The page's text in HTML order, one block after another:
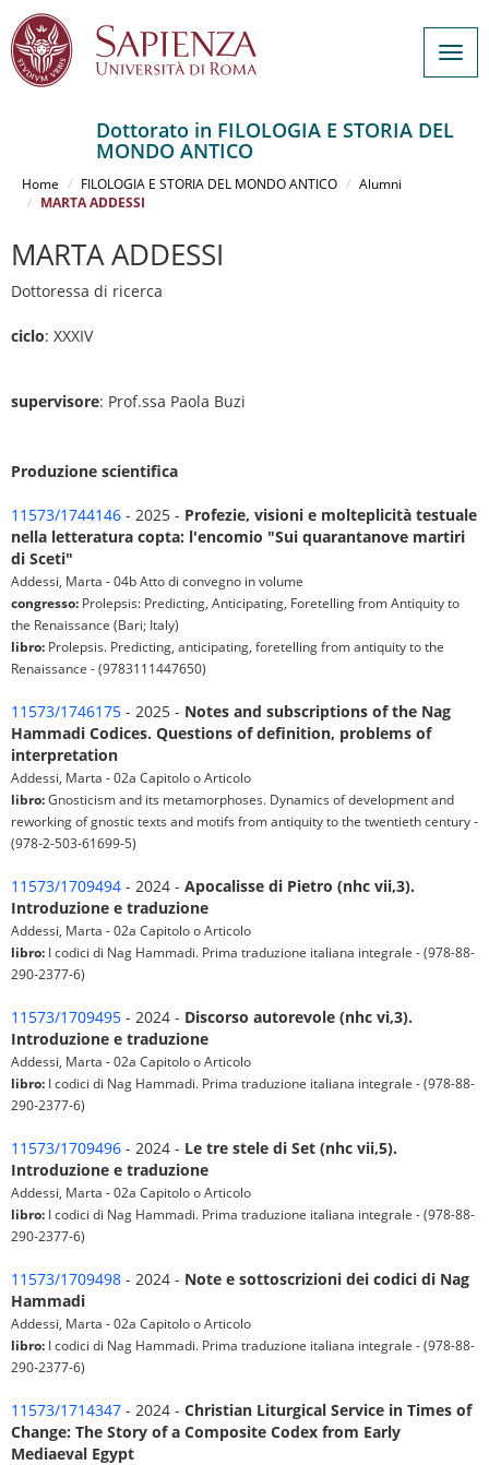
contenuto
Dottorato in FILOLOGIA E STORIA DEL
MONDO ANTICO
Home FILOLOGIA E STORIA DEL MONDO ANTICO
Alumni
MARTA ADDESSI
MARTA ADDESSI
Dottoressa di ricerca
ciclo: XXXIV
supervisore: Prof.ssa Paola Buzi
Produzione scientifica
11573/1744146 - 2025 - Profezie, visioni e molteplicità testuale
nella letteratura copta: l'encomio "Sui quarantanove martiri
di Sceti"
Addessi, Marta - 04b Atto di convegno in volume
congresso: Prolepsis: Predicting, Anticipating, Foretelling from Antiquity to
the Renaissance (Bari; Italy)
libro: Prolepsis. Predicting, anticipating, foretelling from antiquity to the
Renaissance - (9783111447650)
11573/1746175 - 2025 - Notes and subscriptions of the Nag
Hammadi Codices. Questions of definition, problems of
interpretation
Addessi, Marta - 02a Capitolo o Articolo
libro:Gnosticism and its metamorphoses. Dynamics of development and
reworking of gnostic texts and motifs from antiquity to the twentieth century -
(978-2-503-61699-5)
11573/1709494 - 2024 - Apocalisse di Pietro (nhc vii,3).
Introduzione e traduzione
Addessi, Marta - 02a Capitolo o Articolo
libro: I codici di Nag Hammadi. Prima traduzione italiana integrale - (978-88-
290-2377-6)
11573/1709495 - 2024 - Discorso autorevole (nhc vi,3).
Introduzione e traduzione
Addessi, Marta - 02a Capitolo o Articolo
libro: I codici di Nag Hammadi. Prima traduzione italiana integrale - (978-88-
290-2377-6)
11573/1709496 - 2024 - Le tre stele di Set (nhc vii,5).
Introduzione e traduzione
Addessi, Marta - 02a Capitolo o Articolo
libro: I codici di Nag Hammadi. Prima traduzione italiana integrale - (978-88-
290-2377-6)
11573/1709498 - 2024 - Note e sottoscrizioni dei codici di Nag
Hammadi
Addessi, Marta - 02a Capitolo o Articolo
libro: I codici di Nag Hammadi. Prima traduzione italiana integrale - (978-88-
290-2377-6)
11573/1714347 - 2024 - Christian Liturgical Service in Times of
Change: The Story of a Composite Codex from Early
Mediaeval Egypt